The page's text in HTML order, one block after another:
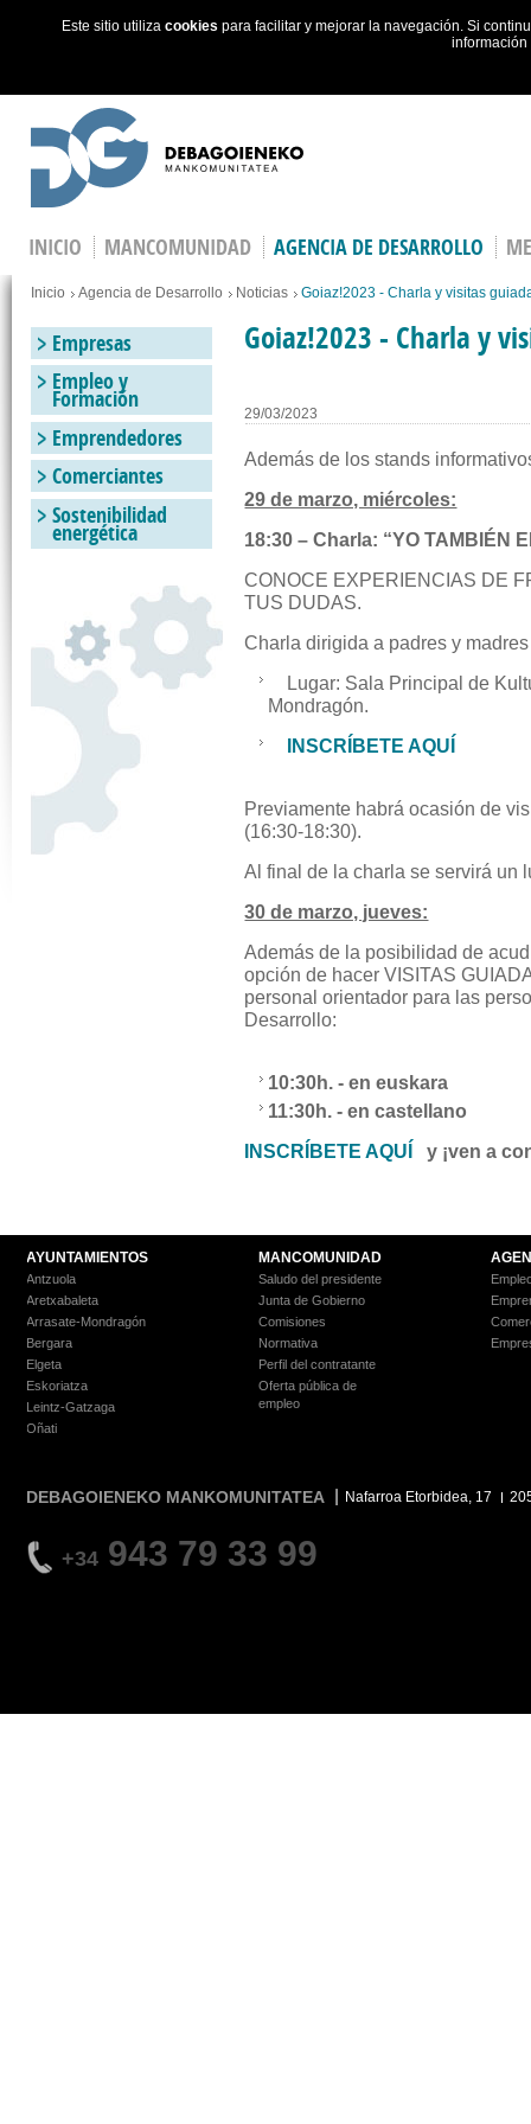
Este sitio utiliza cookies para facilitar y mejorar la navegación. Si
INICIO MANCOMUNIDAD AGENCIA DE DESARROLLO
Estás en
Inicio Agencia de Desarrollo Noticias Goiaz!2023 - Charla y visitas
Goiaz!2023 - Charla y
29/03/2023
Además de los stands
29 de marzo, miércoles:
18:30 – Charla: “YO TAMBIÉN
CONOCE EXPERIENCIAS DE
TUS DUDAS.
Charla dirigida a padres y
Lugar: Sala Principal de
Mondragón.
INSCRÍBETE AQUÍ
Previamente habrá ocasión de
(16:30-18:30).
Al final de la charla se servirá un
30 de marzo, jueves:
Además de la posibilidad de
opción de hacer VISITAS
personal orientador para las
Desarrollo:
10:30h. - en euskara
11:30h. - en castellano
INSCRÍBETE AQUÍ
y ¡ven a
Empresas
Empleo y
Formación
Emprendedores
Comerciantes
Sostenibilidad
energética
AYUNTAMIENTOS
Antzuola
Aretxabaleta
Arrasate-Mondragón
Bergara
Elgeta
Eskoriatza
Leintz-Gatzaga
Oñati
MANCOMUNIDAD
Saludo del presidente
Junta de Gobierno
Comisiones
Normativa
Perfil del contratante
Oferta pública de
empleo
DEBAGOIENEKO MANKOMUNITATEA Nafarroa Etorbidea, 17
+34 943 79 33 99